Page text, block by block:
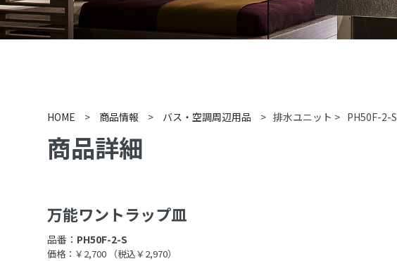
HOME > 商品情報 > バス・空調周辺用品 > 排水ユニット > PH50F-2-S
商品詳細
万能ワントラップ皿
品番： PH50F-2-S
価格：￥2,700 （税込￥2,970）